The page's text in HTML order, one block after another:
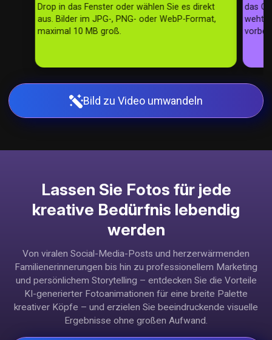
Drop in das Fenster oder wählen Sie es direkt
aus. Bilder im JPG-, PNG- oder WebP-Format,
maximal 10 MB groß.
das
weht
Bild zu Video umwandeln
Lassen Sie Fotos für jede
kreative Bedürfnis lebendig
werden
Von viralen Social-Media-Posts und herzerwärmenden
Familienerinnerungen bis hin zu professionellem Marketing
und persönlichem Storytelling – entdecken Sie die Vorteile
KI-generierter Fotoanimationen für eine breite Palette
kreativer Köpfe – und erzielen Sie beeindruckende visuelle
Ergebnisse ohne großen Aufwand.